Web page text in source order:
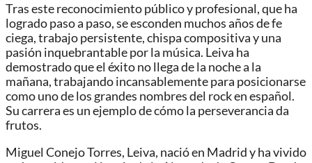
Tras este reconocimiento público y profesional, que ha
logrado paso a paso, se esconden muchos años de fe
ciega, trabajo persistente, chispa compositiva y una
pasión inquebrantable por la música. Leiva ha
demostrado que el éxito no llega de la noche a la
mañana, trabajando incansablemente para posicionarse
como uno de los grandes nombres del rock en español.
Su carrera es un ejemplo de cómo la perseverancia da
frutos.
Miguel Conejo Torres, Leiva, nació en Madrid y ha vivido